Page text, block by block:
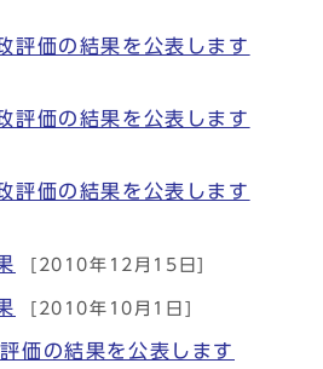
評価の結果を公表します
評価の結果を公表します
評価の結果を公表します
[2010年12月15日]
[2010年10月1日]
価の結果を公表します